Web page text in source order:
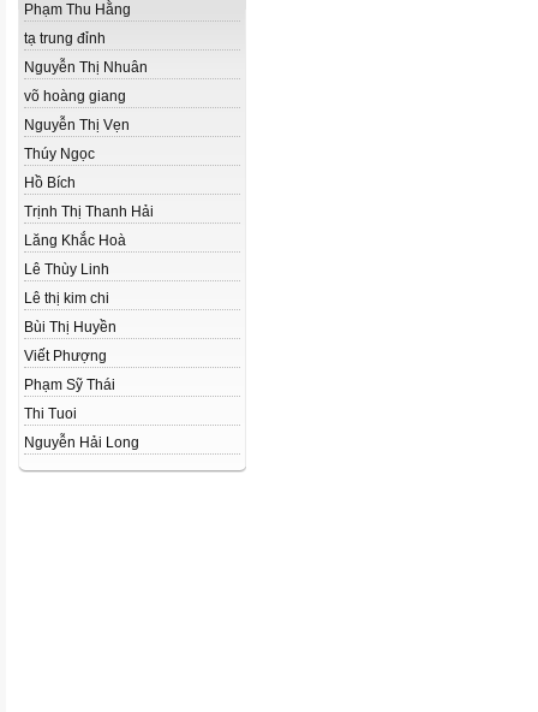
Phạm Thu Hằng
tạ trung đỉnh
Nguyễn Thị Nhuân
võ hoàng giang
Nguyễn Thị Vẹn
Thúy Ngọc
Hồ Bích
Trịnh Thị Thanh Hải
Lăng Khắc Hoà
Lê Thùy Linh
Lê thị kim chi
Bùi Thị Huyền
Viết Phượng
Phạm Sỹ Thái
Thi Tuoi
Nguyễn Hải Long